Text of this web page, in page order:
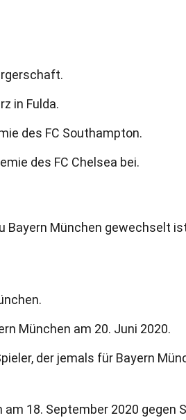
in Fulda.
des FC Southampton.
des FC Chelsea bei.
Bayern München gewechselt
München am 20. Juni 2020.
der jemals für Bayern
am 18. September 2020 gegen